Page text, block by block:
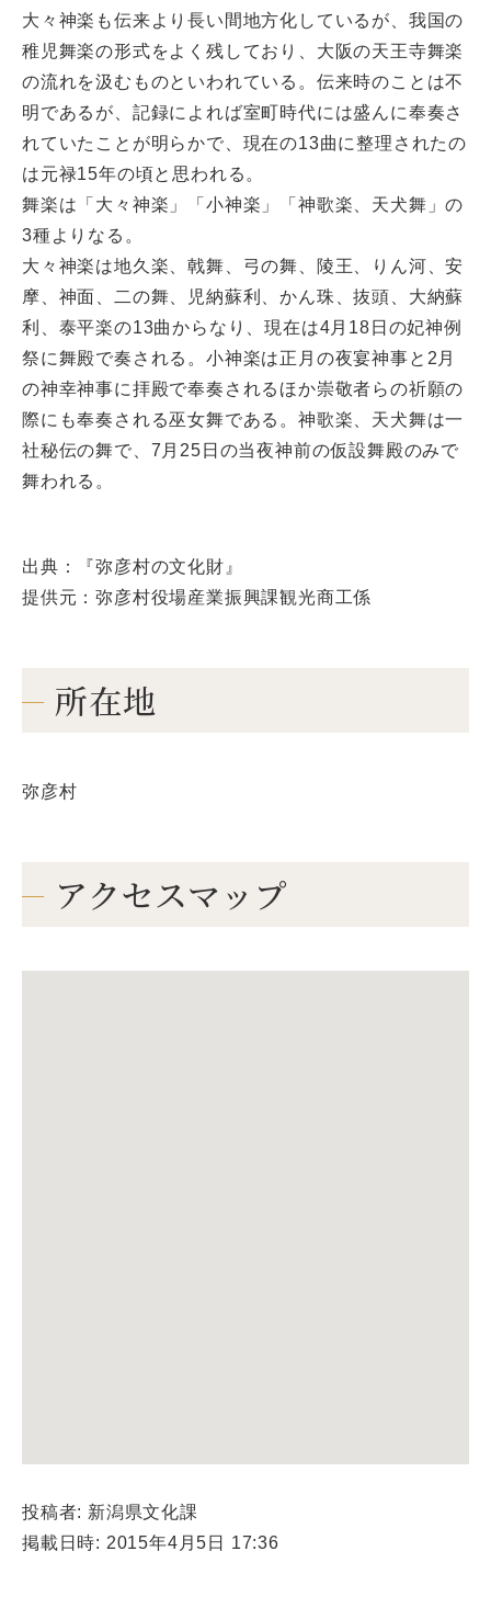
大々神楽も伝来より長い間地方化しているが、我国の
稚児舞楽の形式をよく残しており、大阪の天王寺舞楽
の流れを汲むものといわれている。伝来時のことは不
明であるが、記録によれば室町時代には盛んに奉奏さ
れていたことが明らかで、現在の13曲に整理されたの
は元禄15年の頃と思われる。
舞楽は「大々神楽」「小神楽」「神歌楽、天犬舞」の
3種よりなる。
大々神楽は地久楽、戟舞、弓の舞、陵王、りん河、安
摩、神面、二の舞、児納蘇利、かん珠、抜頭、大納蘇
利、泰平楽の13曲からなり、現在は4月18日の妃神例
祭に舞殿で奏される。小神楽は正月の夜宴神事と2月
の神幸神事に拝殿で奉奏されるほか崇敬者らの祈願の
際にも奉奏される巫女舞である。神歌楽、天犬舞は一
社秘伝の舞で、7月25日の当夜神前の仮設舞殿のみで
舞われる。
出典：『弥彦村の文化財』
提供元：弥彦村役場産業振興課観光商工係
所在地
弥彦村
アクセスマップ
投稿者: 新潟県文化課
掲載日時: 2015年4月5日 17:36